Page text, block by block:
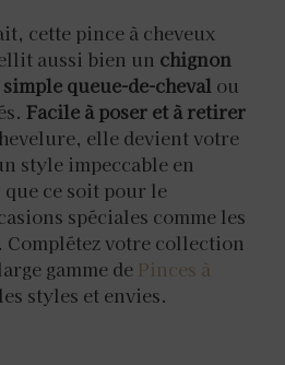
cette pince à cheveux
aussi bien un chignon
simple queue-de-cheval ou
Facile à poser et à retirer
elle devient votre
style impeccable en
ce soit pour le
spéciales comme les
Complétez votre collection
gamme de Pinces à
styles et envies.